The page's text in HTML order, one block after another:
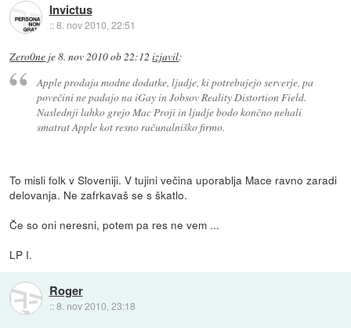
Invictus
::8. nov 2010, 22:51
Zero0ne je8. nov 2010 ob 22:12 izjavil:
Apple prodaja modne dodatke, ljudje, ki potrebujejo serverje, pa
povečini ne padajo na iGay in Jobsov Reality Distortion Field.
Naslednji lahko grejo Mac Proji in ljudje bodo končno nehali
smatrat Apple kot resno računalniško firmo.
To misli folk v Sloveniji. V tujini večina uporablja Mace ravno zaradi
delovanja. Ne zafrkavaš se s škatlo.
Če so oni neresni, potem pa res ne vem ...
LP I.
Roger
::8. nov 2010, 23:18